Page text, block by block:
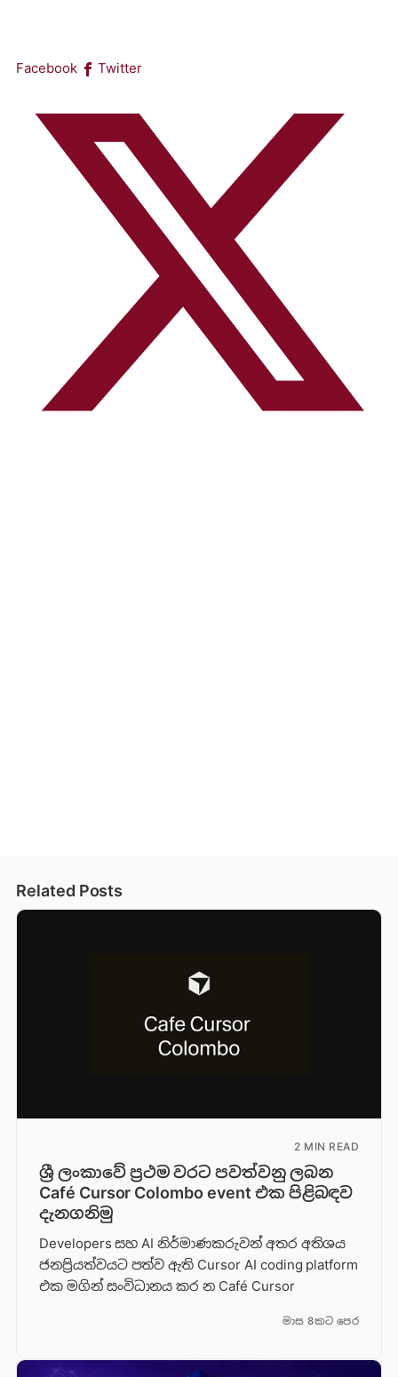
Facebook Twitter
Related Posts
2 MIN READ
ශ්‍රී ලංකාවේ ප්‍රථම වරට පවත්වනු ලබන
Café Cursor Colombo event එක පිළිබඳව
දැනගනිමු
Developers සහ AI නිර්මාණකරුවන් අතර අතිශය
ජනප්‍රියත්වයට පත්ව ඇති Cursor AI coding platform
එක මගින් සංවිධානය කර න Café Cursor
මාස 8කට පෙර